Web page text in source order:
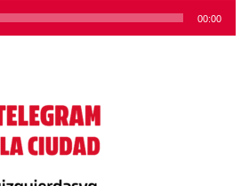
00:00